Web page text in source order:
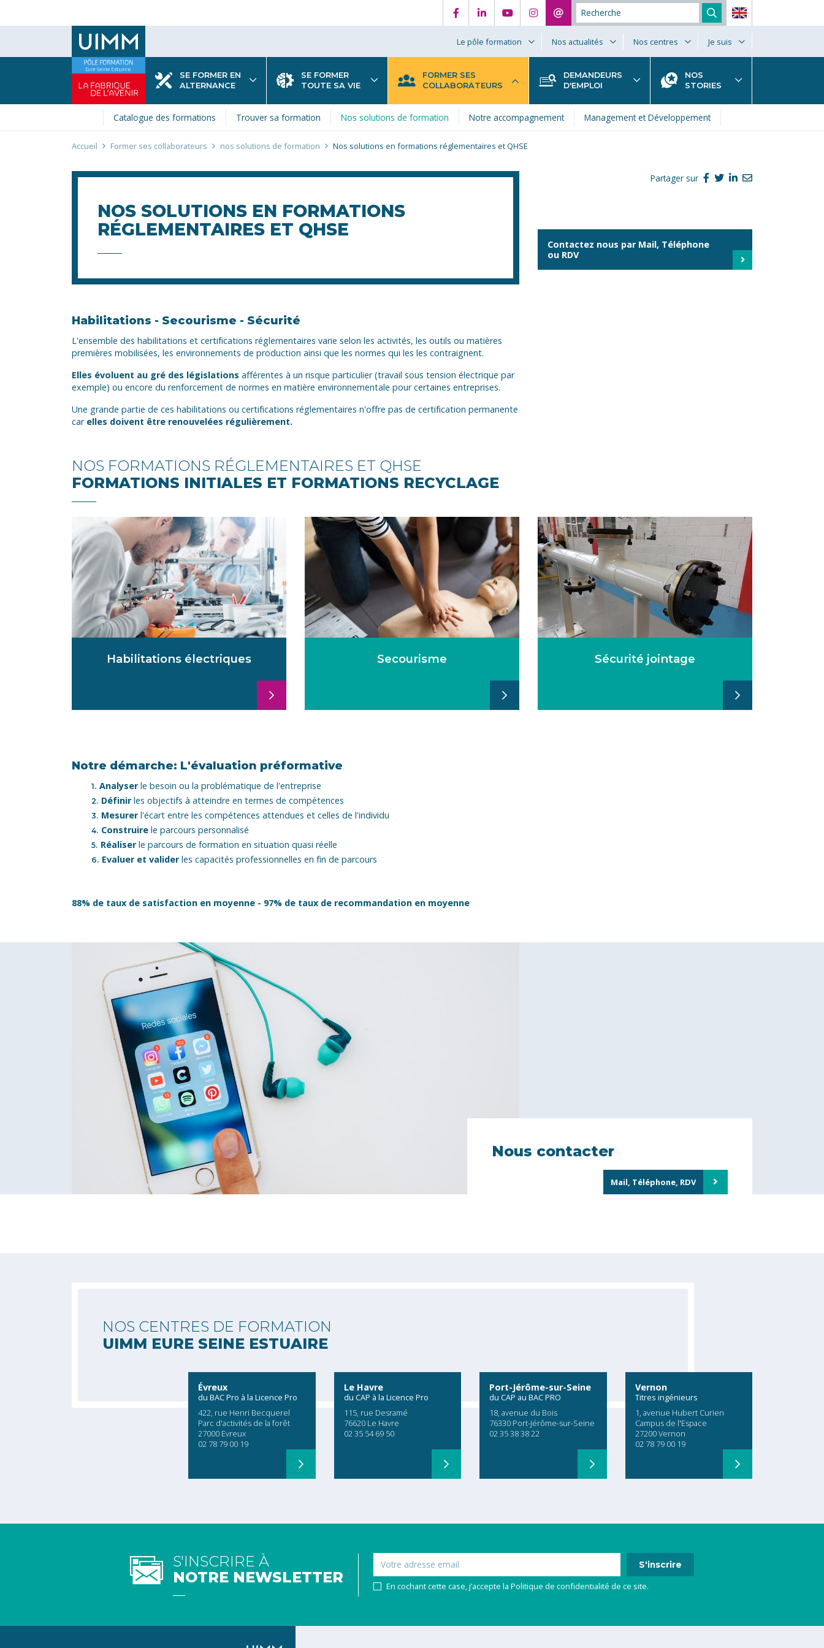
Le pôle formation Nos actualités Nos centres Je suis
SE FORMER EN
ALTERNANCE
SE FORMER
TOUTE SA VIE
FORMER SES
COLLABORATEURS
Catalogue des formations Trouver sa formation Nos solutions de formation Notre accompagnement Management et Développement
DEMANDEURS
D'EMPLOI
NOS
STORIES
Fil
d'Ariane
Accueil Former ses collaborateurs nos solutions de formation Nos solutions en formations réglementaires et QHSE
NOS SOLUTIONS EN FORMATIONS
RÉGLEMENTAIRES ET QHSE
Partager sur
Contactez nous par Mail, Téléphone
ou RDV
Habilitations - Secourisme - Sécurité
L'ensemble des habilitations et certifications réglementaires varie selon les activités, les outils ou matières
premières mobilisées, les environnements de production ainsi que les normes qui les les contraignent.
Elles évoluent au gré des législations afférentes à un risque particulier (travail sous tension électrique par
exemple) ou encore du renforcement de normes en matière environnementale pour certaines entreprises.
Une grande partie de ces habilitations ou certifications réglementaires n'offre pas de certification permanente
car elles doivent être renouvelées régulièrement.
NOS FORMATIONS RÉGLEMENTAIRES ET QHSE
FORMATIONS INITIALES ET FORMATIONS RECYCLAGE
Habilitations électriques Secourisme Sécurité jointage
Notre démarche: L'évaluation préformative
Analyserle besoin ou la problématique de l'entreprise
Définirles objectifs à atteindre en termes de compétences
Mesurerl'écart entre les compétences attendues et celles de l'individu
Construirele parcours personnalisé
Réaliserle parcours de formation en situation quasi réelle
Evaluer et validerles capacités professionnelles en fin de parcours
88% de taux de satisfaction en moyenne - 97% de taux de recommandation en moyenne
Nous contacter
Mail, Téléphone, RDV
NOS CENTRES DE FORMATION
UIMM EURE SEINE ESTUAIRE
Évreux
du BAC Pro à la Licence Pro
422, rue Henri Becquerel
Parc d'activités de la forêt
27000 Evreux
02 78 79 00 19
Le Havre
du CAP à la Licence Pro
115, rue Desramé
76620 Le Havre
02 35 54 69 50
Port-Jérôme-sur-Seine
du CAP au BAC PRO
18, avenue du Bois
76330 Port-Jérôme-sur-Seine
02 35 38 38 22
Vernon
Titres ingénieurs
1, avenue Hubert Curien
Campus de l'Espace
27200 Vernon
02 78 79 00 19
S'INSCRIRE À
NOTRE NEWSLETTER
Email
En cochant cette case, j’accepte la Politique de confidentialité de ce site.